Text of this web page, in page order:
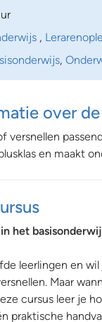
,
,
over
versnellen
en maakt
het
leerlingen en
Maar
cursus leer je
praktische